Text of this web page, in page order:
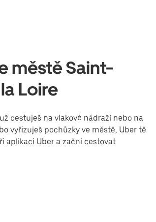
městě Saint-
Loire
cestuješ na vlakové nádraží nebo na
vyřizuješ pochůzky ve městě, Uber tě
aplikaci Uber a začni cestovat